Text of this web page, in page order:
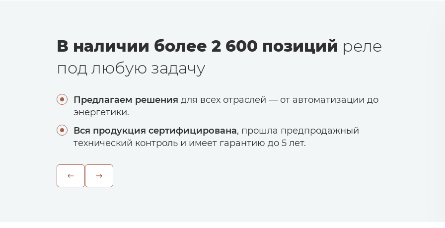
В наличии более 2 600 позиций реле
под любую задачу
Предлагаем решения для всех отраслей — от автоматизации до
энергетики.
Вся продукция сертифицирована, прошла предпродажный
технический контроль и имеет гарантию до 5 лет.